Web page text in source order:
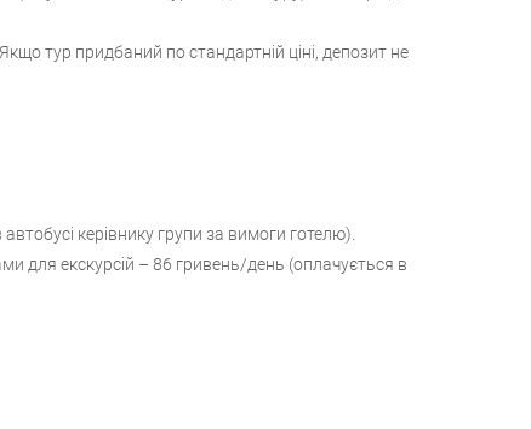
тур придбаний по стандартній ціні, депозит не
керівнику групи за вимоги готелю).
для екскурсій – 86 гривень/день (оплачується в